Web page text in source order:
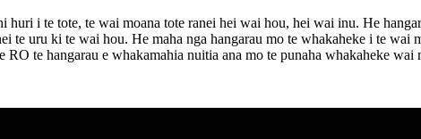
huri i te tote, te wai moana tote ranei hei wai hou, hei wai inu. He
te uru ki te wai hou. He maha nga hangarau mo te whakaheke i te wai
te hangarau e whakamahia nuitia ana mo te punaha whakaheke wai